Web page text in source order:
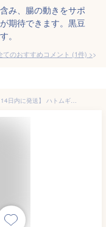
み、腸の動きをサポ
期待できます。黒豆
。
てのおすすめコメント (1件) >
【2024年エリア別MVP受賞】 【注文から6～14日内に発送】 ハトムギ茶 お試し はと麦茶 国産はと麦茶100% ふくちゃのがぶ飲みはとむぎ茶ティーバッグ20包 ハト麦健康茶（美容茶） 煮出し鳩麦茶 ノンカフェイン お茶 送料無料 250項目農薬・放射能検査済み